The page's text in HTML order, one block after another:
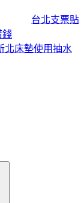
台北支票貼
錢
北床墊使用抽水